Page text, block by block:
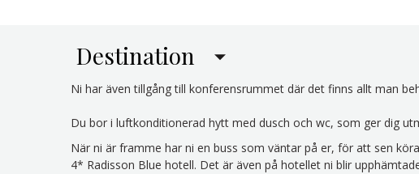
Destination
Ni har även tillgång till konferensrummet där det finns allt man
Du bor i luftkonditionerad hytt med dusch och wc, som ger dig
När ni är framme har ni en buss som väntar på er, för att sen
4* Radisson Blue hotell. Det är även på hotellet ni blir